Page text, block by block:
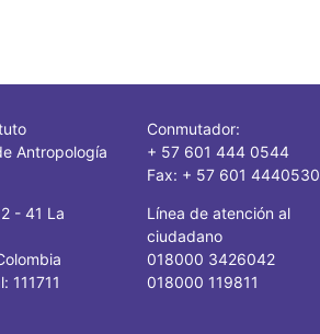
Antropología
- 41 La
111711
Conmutador:
+ 57 601 444 0544
Fax: + 57 601 4440530
Línea de atención al
ciudadano
018000 3426042
018000 119811